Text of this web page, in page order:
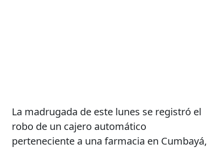
La madrugada de este lunes se registró el
robo de un cajero automático
perteneciente a una farmacia en Cumbayá,